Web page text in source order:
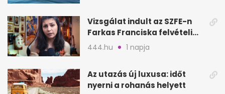
Vizsgálat indult az SZFE-n
Farkas Franciska felvételi
videója után
444.hu 1 napja
Az utazás új luxusa: időt
nyerni a rohanás helyett